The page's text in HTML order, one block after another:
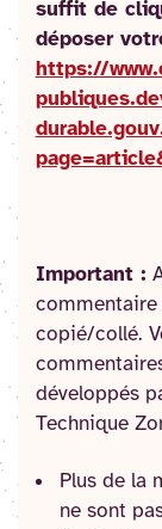
suffit de
déposer
https://
Important :
commentaire
copié/collé.
développés
Technique
Plus de la
ne sont